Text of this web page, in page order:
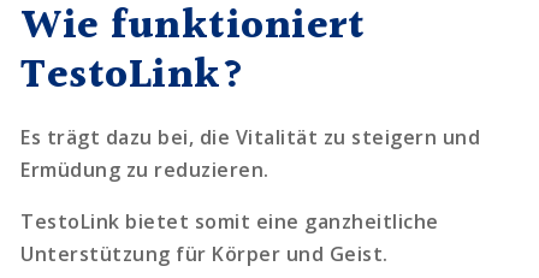
Wie funktioniert
TestoLink?
Es trägt dazu bei, die Vitalität zu steigern und
Ermüdung zu reduzieren.
TestoLink bietet somit eine ganzheitliche
Unterstützung für Körper und Geist.